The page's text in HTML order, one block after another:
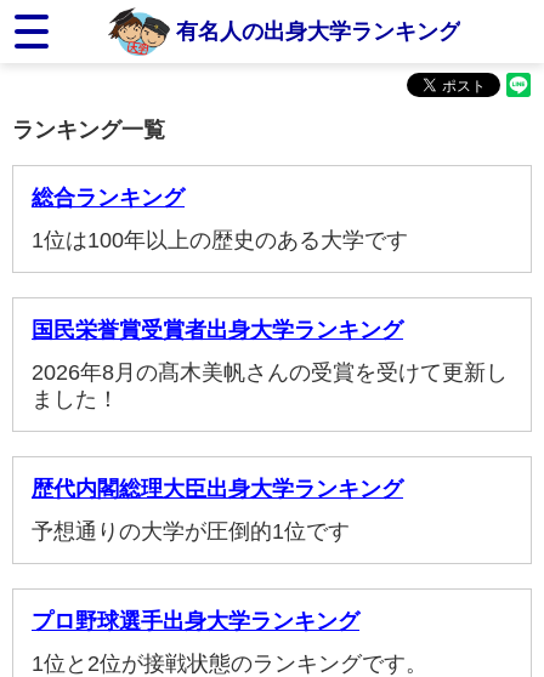
有名人の出身大学ランキング
ランキング一覧
総合ランキング
1位は100年以上の歴史のある大学です
国民栄誉賞受賞者出身大学ランキング
2026年8月の髙木美帆さんの受賞を受けて更新し
ました！
歴代内閣総理大臣出身大学ランキング
予想通りの大学が圧倒的1位です
プロ野球選手出身大学ランキング
1位と2位が接戦状態のランキングです。